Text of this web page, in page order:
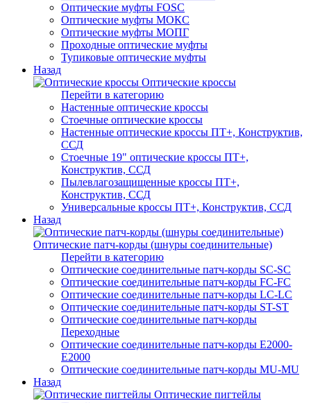
Оптические муфты FOSC
Оптические муфты МОКС
Оптические муфты МОПГ
Проходные оптические муфты
Тупиковые оптические муфты
Назад
Оптические кроссы
Перейти в категорию
Настенные оптические кроссы
Стоечные оптические кроссы
Настенные оптические кроссы ПТ+, Конструктив,
ССД
Стоечные 19" оптические кроссы ПТ+,
Конструктив, ССД
Пылевлагозащищенные кроссы ПТ+,
Конструктив, ССД
Универсальные кроссы ПТ+, Конструктив, ССД
Назад
Оптические патч-корды (шнуры соединительные)
Перейти в категорию
Оптические соединительные патч-корды SC-SC
Оптические соединительные патч-корды FC-FC
Оптические соединительные патч-корды LC-LC
Оптические соединительные патч-корды ST-ST
Оптические соединительные патч-корды
Переходные
Оптические соединительные патч-корды E2000-
E2000
Оптические соединительные патч-корды MU-MU
Назад
Оптические пигтейлы